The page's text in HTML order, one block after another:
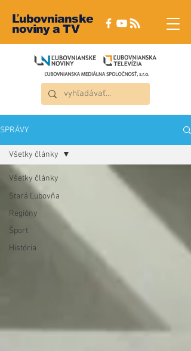
Ľubovnianske
noviny a TV
SPRÁVY
Všetky články
Stará Ľubovňa
Regióny
Šport
História
Všetky články